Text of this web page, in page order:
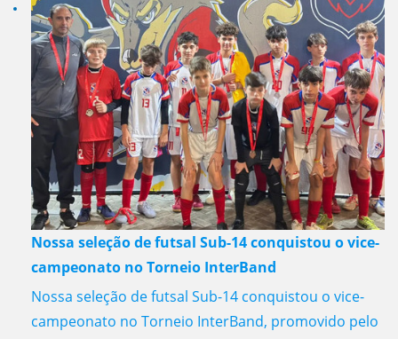
Nossa seleção de futsal Sub-14 conquistou o vice-
campeonato no Torneio InterBand
Nossa seleção de futsal Sub-14 conquistou o vice-
campeonato no Torneio InterBand, promovido pelo